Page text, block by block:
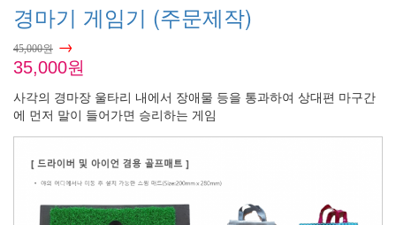
경마기 게임기 (주문제작)
45,000원 →
35,000원
사각의 경마장 울타리 내에서 장애물 등을 통과하여 상대편 마구간
에 먼저 말이 들어가면 승리하는 게임